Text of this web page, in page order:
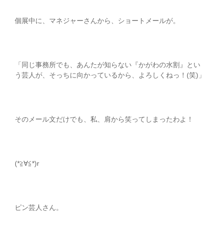
個展中に、マネジャーさんから、ショートメールが。
「同じ事務所でも、あんたが知らない『かがわの水割』とい
う芸人が、そっちに向かっているから、よろしくねっ！(笑)」
そのメール文だけでも、私、肩から笑ってしまったわよ！
(*≧∀≦*)r
ピン芸人さん。